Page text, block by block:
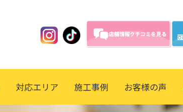
対応エリア 施工事例 お客様の声